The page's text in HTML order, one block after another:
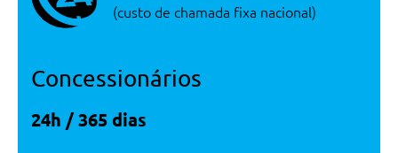
(custo de chamada fixa nacional)
Concessionários
24h / 365 dias